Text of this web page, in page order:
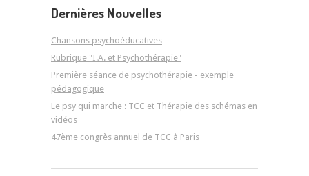
Dernières Nouvelles
Chansons psychoéducatives
Rubrique "I.A. et Psychothérapie"
Première séance de psychothérapie - exemple
pédagogique
Le psy qui marche : TCC et Thérapie des schémas en
vidéos
47ème congrès annuel de TCC à Paris